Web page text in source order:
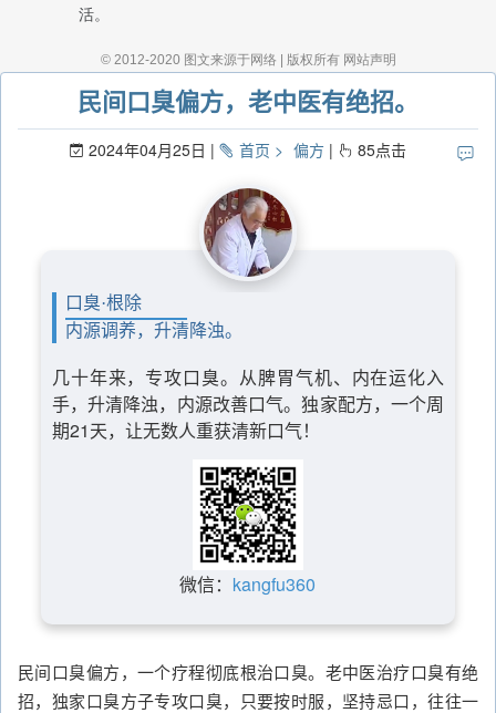
民间口臭偏方，老中医有绝招。
2024年04月25日 首页 偏方 85点击
口臭·根除
内源调养，升清降浊。
几十年来，专攻口臭。从脾胃气机、内在运化入
手，升清降浊，内源改善口气。独家配方，一个周
期21天，让无数人重获清新口气！
微信： kangfu360
民间口臭偏方，一个疗程彻底根治口臭。老中医治疗口臭有绝
招，独家口臭方子专攻口臭，只要按时服，坚持忌口，往往一